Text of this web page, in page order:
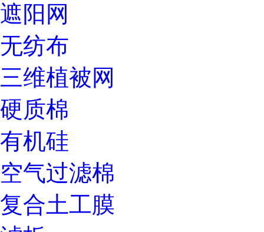
遮阳网
无纺布
三维植被网
硬质棉
有机硅
空气过滤棉
复合土工膜